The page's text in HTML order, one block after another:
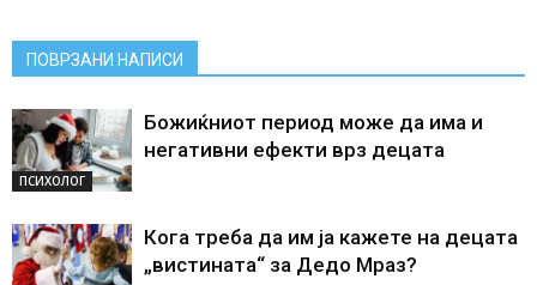
ПОВРЗАНИ НАПИСИ
ПСИХОЛОГ
Божиќниот период може да има и
негативни ефекти врз децата
Кога треба да им ја кажете на децата
„вистината“ за Дедо Мраз?